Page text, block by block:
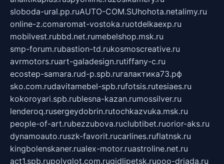
sloboda-ural.pp.ruAUTO-COM.SUhohota.netalimy.ru
online-z.comaromat-vostoka.ruotdelkaexp.ru
mobilvest.rubbd.net.rumebelshop.msk.ru
smp-forum.rubastion-td.rukosmoscreative.ru
avrmotors.ruart-galadesign.rutiffany-c.ru
ecostep-samara.rud-p.spb.ruгалактика73.рф
sko.com.rudavitamebel-spb.rufotsis.rutesiaes.ru
kokoroyari.spb.rublesna-kazan.rumossilver.ru
lenderoq.rusergeydobrin.rutochkazvuka.msk.ru
people-of-art.rubezzubova.ruclubtibet.ruorior-aks.ru
dynamoauto.ruszk-favorit.rucarlines.ruflatnsk.ru
kingbolenskaner.rualex-motor.ruastroline.net.ru
act1.spb.rupolyglot.com.rugidlipetsk.ruooo-driada.ru